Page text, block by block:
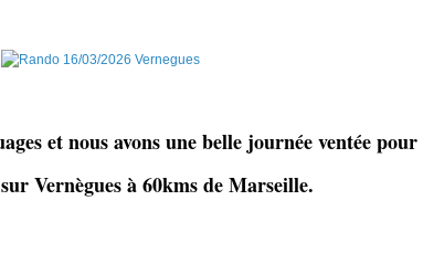
et nous avons une belle journée ventée pour
Vernègues à 60kms de Marseille.